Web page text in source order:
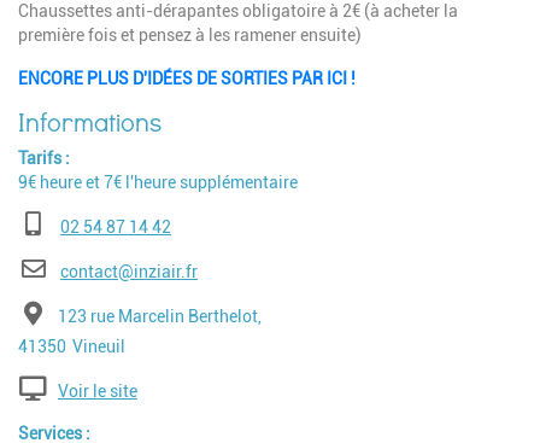
Chaussettes anti-dérapantes obligatoire à 2€ (à acheter la
première fois et pensez à les ramener ensuite)
ENCORE PLUS D'IDÉES DE SORTIES PAR ICI !
Tarifs
9€ heure et 7€ l'heure supplémentaire
Téléphone02 54 87 14 42
E-mailcontact@inziair.fr
Adresse123 rue Marcelin Berthelot,
Code postal
41350 Ville
Vineuil
Voir le site
Services